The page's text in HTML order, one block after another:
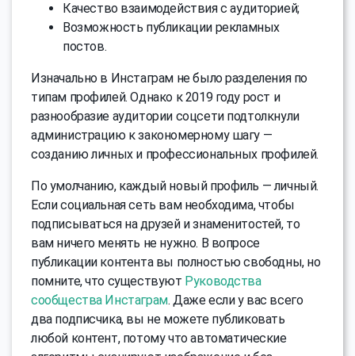
Качество взаимодействия с аудиторией;
Возможность публикации рекламных
постов.
Изначально в Инстаграм не было разделения по
типам профилей. Однако к 2019 году рост и
разнообразие аудитории соцсети подтолкнули
администрацию к закономерному шагу —
созданию личных и профессиональных профилей.
По умолчанию, каждый новый профиль — личный.
Если социальная сеть вам необходима, чтобы
подписываться на друзей и знаменитостей, то
вам ничего менять не нужно. В вопросе
публикации контента вы полностью свободны, но
помните, что существуют Руководства
сообщества Инстаграм. Даже если у вас всего
два подписчика, вы не можете публиковать
любой контент, потому что автоматические